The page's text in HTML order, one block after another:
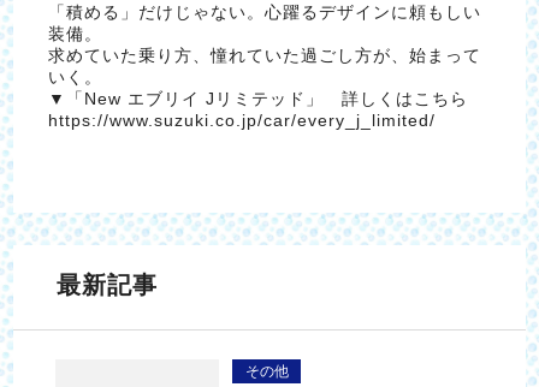
「積める」だけじゃない。心躍るデザインに頼もしい
装備。
求めていた乗り方、憧れていた過ごし方が、始まって
いく。
▼「New エブリイ Jリミテッド」 詳しくはこちら
https://www.suzuki.co.jp/car/every_j_limited/
最新記事
その他